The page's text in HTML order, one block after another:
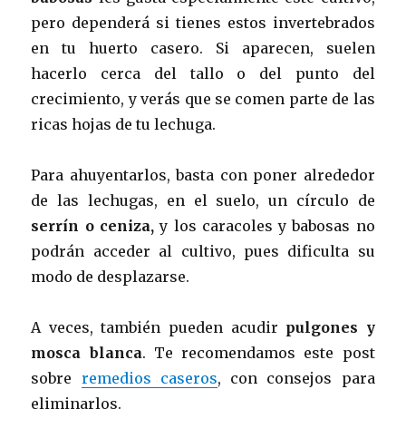
pero dependerá si tienes estos invertebrados
en tu huerto casero. Si aparecen, suelen
hacerlo cerca del tallo o del punto del
crecimiento, y verás que se comen parte de las
ricas hojas de tu lechuga.
Para ahuyentarlos, basta con poner alrededor
de las lechugas, en el suelo, un círculo de
serrín o ceniza, y los caracoles y babosas no
podrán acceder al cultivo, pues dificulta su
modo de desplazarse.
A veces, también pueden acudir pulgones y
mosca blanca. Te recomendamos este post
sobre remedios caseros, con consejos para
eliminarlos.